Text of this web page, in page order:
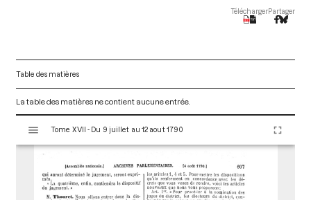
TéléchargerPartager
Table des matières
La table des matières ne contient aucune entrée.
s
Tome XVII - Du 9 juillet au 12 aout 1790